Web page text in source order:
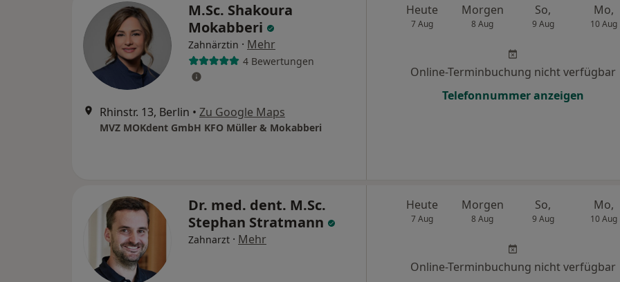
M.Sc. Shakoura
Mokabberi
Zahnärztin · Mehr
4 Bewertungen
Rhinstr. 13, Berlin • Zu Google Maps
MVZ MOKdent GmbH KFO Müller & Mokabberi
Heute
7 Aug
Morgen
8 Aug
So,
9 Aug
Mo,
10 Aug
Online-Terminbuchung nicht verfügbar
Telefonnummer anzeigen
Dr. med. dent. M.Sc.
Stephan Stratmann
Zahnarzt · Mehr
Heute
7 Aug
Morgen
8 Aug
So,
9 Aug
Mo,
10 Aug
Online-Terminbuchung nicht verfügbar